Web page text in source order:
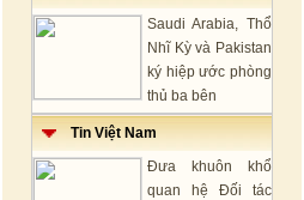
Saudi Arabia, Thổ
Nhĩ Kỳ và Pakistan
ký hiệp ước phòng
thủ ba bên
Tin Việt Nam
Đưa khuôn khổ
quan hệ Đối tác